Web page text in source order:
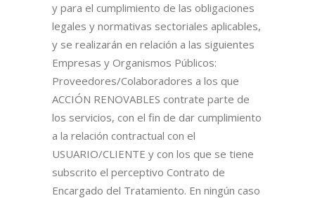
y para el cumplimiento de las obligaciones
legales y normativas sectoriales aplicables,
y se realizarán en relación a las siguientes
Empresas y Organismos Públicos:
Proveedores/Colaboradores a los que
ACCIÓN RENOVABLES contrate parte de
los servicios, con el fin de dar cumplimiento
a la relación contractual con el
USUARIO/CLIENTE y con los que se tiene
subscrito el perceptivo Contrato de
Encargado del Tratamiento. En ningún caso